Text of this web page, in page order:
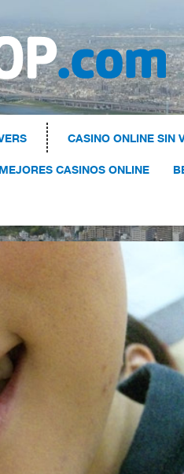
CASINO ONLINE SIN
MEJORES CASINOS ONLINE